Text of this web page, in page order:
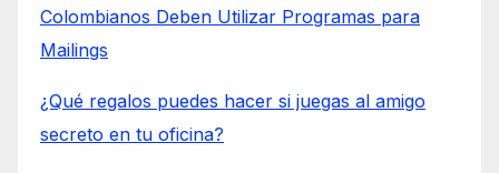
Colombianos Deben Utilizar Programas para
Mailings
¿Qué regalos puedes hacer si juegas al amigo
secreto en tu oficina?